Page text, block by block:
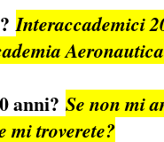
Interaccademici
anni? Se non mi
mi troverete?